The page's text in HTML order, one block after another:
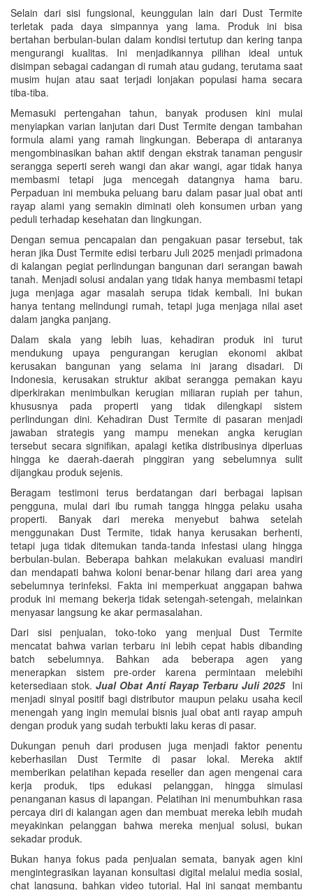
Selain dari sisi fungsional, keunggulan lain dari Dust Termite
terletak pada daya simpannya yang lama. Produk ini bisa
bertahan berbulan-bulan dalam kondisi tertutup dan kering tanpa
mengurangi kualitas. Ini menjadikannya pilihan ideal untuk
disimpan sebagai cadangan di rumah atau gudang, terutama saat
musim hujan atau saat terjadi lonjakan populasi hama secara
tiba-tiba.
Memasuki pertengahan tahun, banyak produsen kini mulai
menyiapkan varian lanjutan dari Dust Termite dengan tambahan
formula alami yang ramah lingkungan. Beberapa di antaranya
mengombinasikan bahan aktif dengan ekstrak tanaman pengusir
serangga seperti sereh wangi dan akar wangi, agar tidak hanya
membasmi tetapi juga mencegah datangnya hama baru.
Perpaduan ini membuka peluang baru dalam pasar jual obat anti
rayap alami yang semakin diminati oleh konsumen urban yang
peduli terhadap kesehatan dan lingkungan.
Dengan semua pencapaian dan pengakuan pasar tersebut, tak
heran jika Dust Termite edisi terbaru Juli 2025 menjadi primadona
di kalangan pegiat perlindungan bangunan dari serangan bawah
tanah. Menjadi solusi andalan yang tidak hanya membasmi tetapi
juga menjaga agar masalah serupa tidak kembali. Ini bukan
hanya tentang melindungi rumah, tetapi juga menjaga nilai aset
dalam jangka panjang.
Dalam skala yang lebih luas, kehadiran produk ini turut
mendukung upaya pengurangan kerugian ekonomi akibat
kerusakan bangunan yang selama ini jarang disadari. Di
Indonesia, kerusakan struktur akibat serangga pemakan kayu
diperkirakan menimbulkan kerugian miliaran rupiah per tahun,
khususnya pada properti yang tidak dilengkapi sistem
perlindungan dini. Kehadiran Dust Termite di pasaran menjadi
jawaban strategis yang mampu menekan angka kerugian
tersebut secara signifikan, apalagi ketika distribusinya diperluas
hingga ke daerah-daerah pinggiran yang sebelumnya sulit
dijangkau produk sejenis.
Beragam testimoni terus berdatangan dari berbagai lapisan
pengguna, mulai dari ibu rumah tangga hingga pelaku usaha
properti. Banyak dari mereka menyebut bahwa setelah
menggunakan Dust Termite, tidak hanya kerusakan berhenti,
tetapi juga tidak ditemukan tanda-tanda infestasi ulang hingga
berbulan-bulan. Beberapa bahkan melakukan evaluasi mandiri
dan mendapati bahwa koloni benar-benar hilang dari area yang
sebelumnya terinfeksi. Fakta ini memperkuat anggapan bahwa
produk ini memang bekerja tidak setengah-setengah, melainkan
menyasar langsung ke akar permasalahan.
Dari sisi penjualan, toko-toko yang menjual Dust Termite
mencatat bahwa varian terbaru ini lebih cepat habis dibanding
batch sebelumnya. Bahkan ada beberapa agen yang
menerapkan sistem pre-order karena permintaan melebihi
ketersediaan stok. Jual Obat Anti Rayap Terbaru Juli 2025Ini
menjadi sinyal positif bagi distributor maupun pelaku usaha kecil
menengah yang ingin memulai bisnis jual obat anti rayap ampuh
dengan produk yang sudah terbukti laku keras di pasar.
Dukungan penuh dari produsen juga menjadi faktor penentu
keberhasilan Dust Termite di pasar lokal. Mereka aktif
memberikan pelatihan kepada reseller dan agen mengenai cara
kerja produk, tips edukasi pelanggan, hingga simulasi
penanganan kasus di lapangan. Pelatihan ini menumbuhkan rasa
percaya diri di kalangan agen dan membuat mereka lebih mudah
meyakinkan pelanggan bahwa mereka menjual solusi, bukan
sekadar produk.
Bukan hanya fokus pada penjualan semata, banyak agen kini
mengintegrasikan layanan konsultasi digital melalui media sosial,
chat langsung, bahkan video tutorial. Hal ini sangat membantu